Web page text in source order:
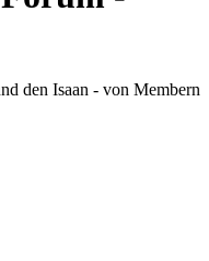
den Isaan - von Membern